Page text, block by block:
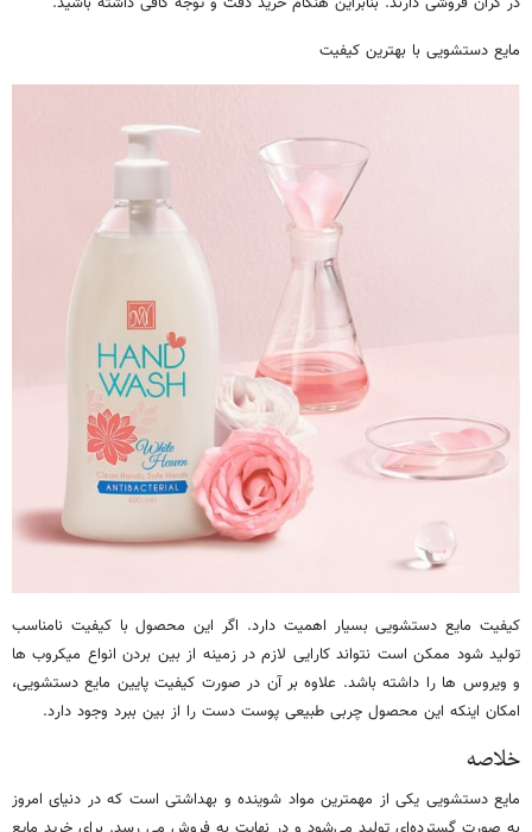
مایع دستشویی با بهترین کیفیت
کیفیت مایع دستشویی بسیار اهمیت دارد. اگر این محصول با کیفیت نامناسب
تولید شود ممکن است نتواند کارایی لازم در زمینه از بین بردن انواع میکروب ها
و ویروس ها را داشته باشد. علاوه بر آن در صورت کیفیت پایین مایع دستشویی،
امکان اینکه این محصول چربی طبیعی پوست دست را از بین ببرد وجود دارد.
خلاصه
مایع دستشویی یکی از مهمترین مواد شوینده و بهداشتی است که در دنیای امروز